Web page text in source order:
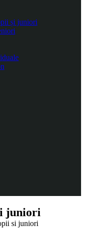
și juniori
juniori
si juniori